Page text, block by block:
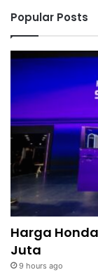
Popular Posts
Harga
Juta
9 hours ago